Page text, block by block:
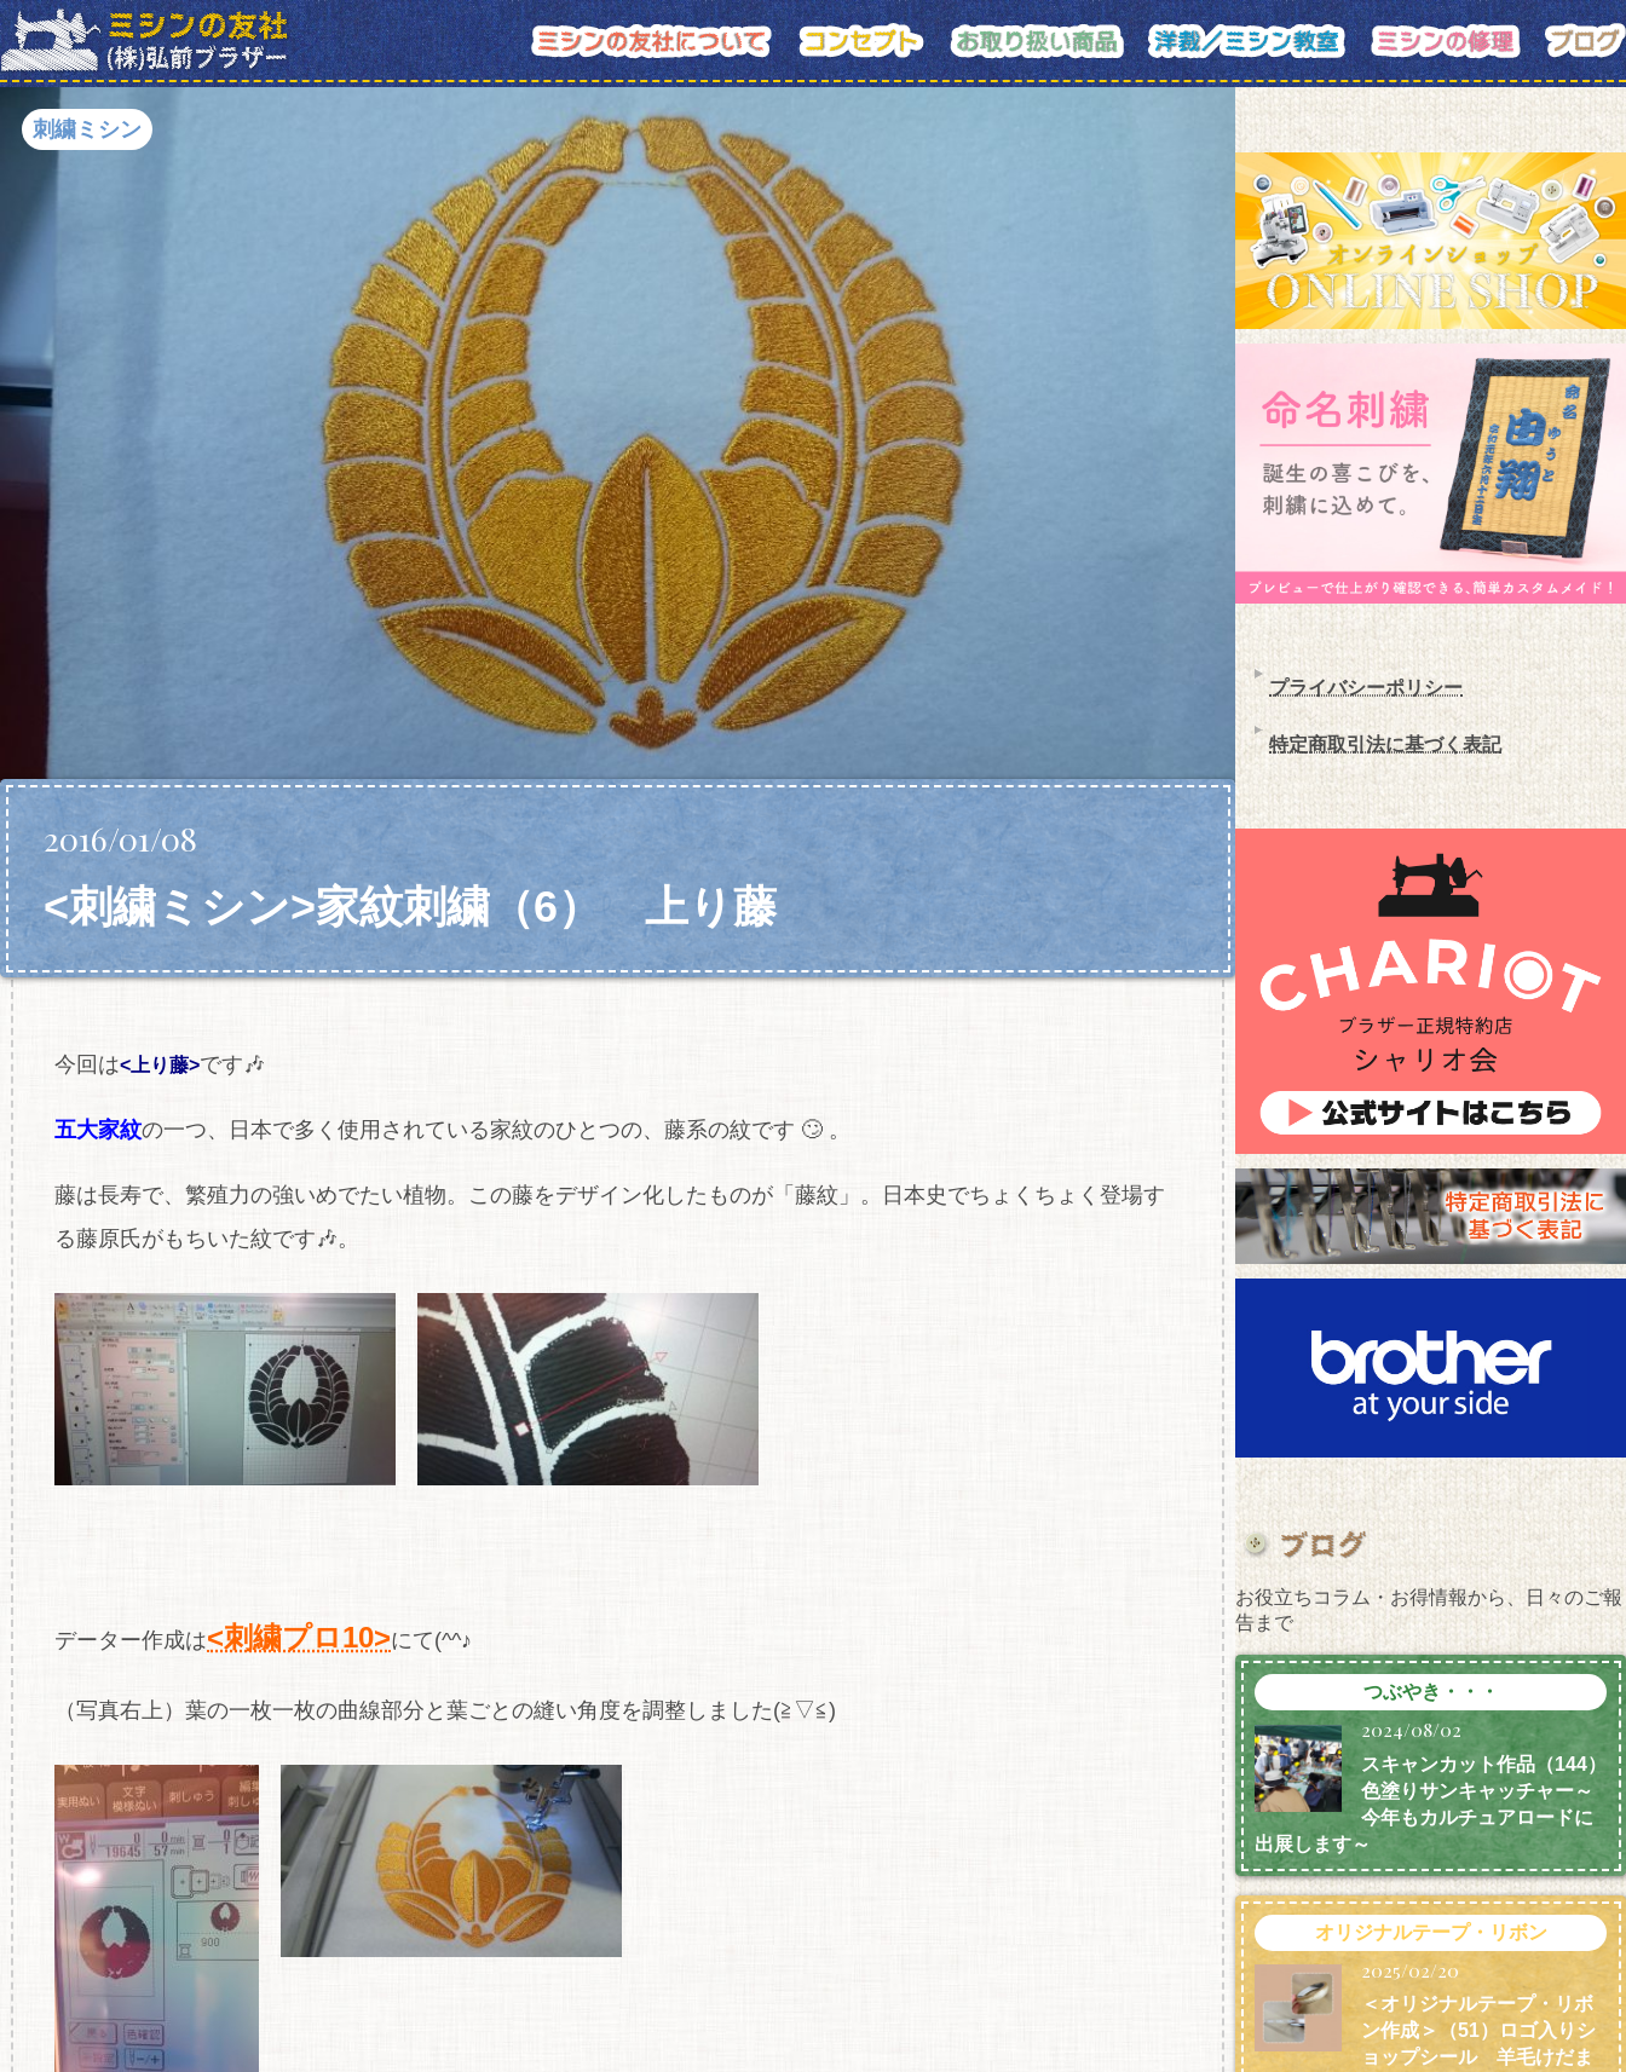
刺繍ミシン
2016/01/08
<刺繍ミシン>家紋刺繍（6） 上り藤
今回は<上り藤>です🎶
五大家紋の一つ、日本で多く使用されている家紋のひとつの、藤系の紋です 🙄 。
藤は長寿で、繁殖力の強いめでたい植物。この藤をデザイン化したものが「藤紋」。日本史でちょくちょく登場す
る藤原氏がもちいた紋です🎶。
データー作成は<刺繍プロ10>にて(^^♪
（写真右上）葉の一枚一枚の曲線部分と葉ごとの縫い角度を調整しました(≧▽≦)
プライバシーポリシー
特定商取引法に基づく表記
お役立ちコラム・お得情報から、日々のご報
告まで
つぶやき・・・
2024/08/02
スキャンカット作品（144）
色塗りサンキャッチャー～
今年もカルチュアロードに
出展します～
オリジナルテープ・リボン
2025/02/20
＜オリジナルテープ・リボ
ン作成＞（51）ロゴ入りシ
ョップシール 羊毛けだま